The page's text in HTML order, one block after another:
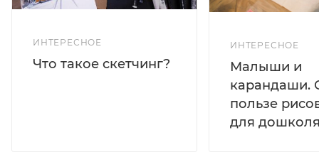
ИНТЕРЕСНОЕ
Что такое скетчинг?
ИНТЕРЕСНОЕ
Малыши и
карандаши.
пользе
для